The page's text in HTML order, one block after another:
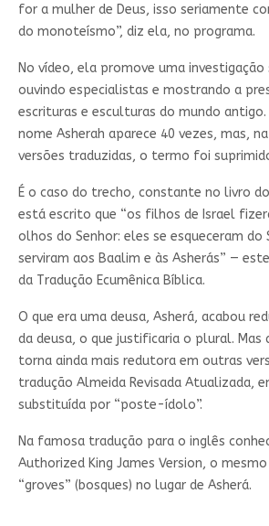
for a mulher de Deus, isso seriamente
do monoteísmo”, diz ela, no programa.
No vídeo, ela promove uma
ouvindo especialistas e mostrando a
escrituras e esculturas do mundo antigo.
nome Asherah aparece 40 vezes, mas,
versões traduzidas, o termo foi
É o caso do trecho, constante no livro
está escrito que “os filhos de Israel
olhos do Senhor: eles se esqueceram do
serviram aos Baalim e às Asherás” —
da Tradução Ecumênica Bíblica.
O que era uma deusa, Asherá, acabou
da deusa, o que justificaria o plural. Mas
torna ainda mais redutora em outras
tradução Almeida Revisada Atualizada,
substituída por “poste-ídolo”.
Na famosa tradução para o inglês
Authorized King James Version, o
“groves” (bosques) no lugar de Asherá.